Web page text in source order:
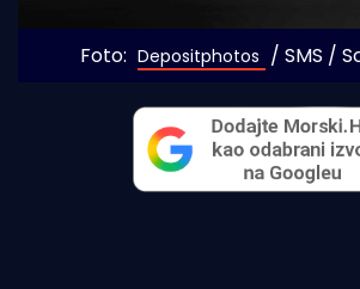
Foto: Depositphotos / SMS /